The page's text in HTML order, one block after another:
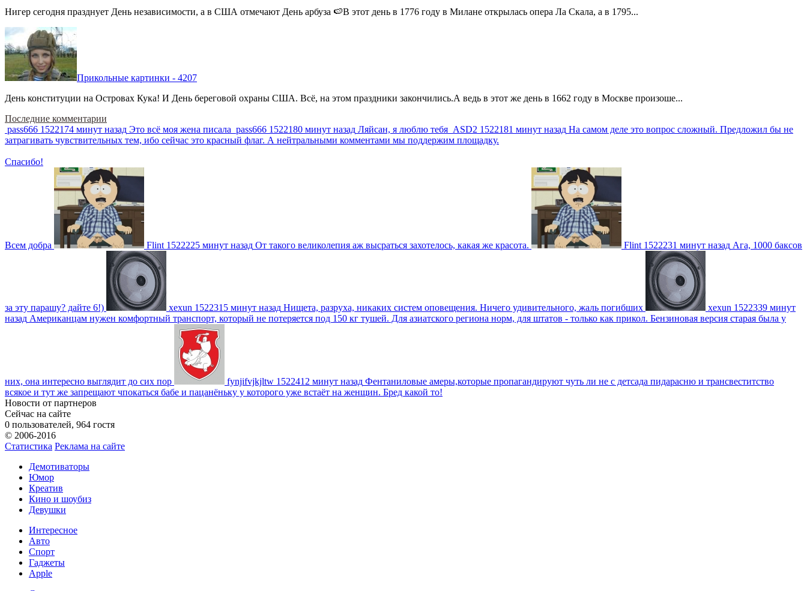
Нигер сегодня празднует День независимости, а в США отмечают День арбуза 🍉В этот день в 1776 году в Милане открылась опера Ла Скала, а в 1795...
Прикольные картинки - 4207
День конституции на Островах Кука! И День береговой охраны США. Всё, на этом праздники закончились.А ведь в этот же день в 1662 году в Москве произоше...
Последние комментарии
pass666 1522174 минут назад Это всё моя жена писала pass666 1522180 минут назад Ляйсан, я люблю тебя ASD2 1522181 минут назад На самом деле это вопрос сложный. Предложил бы не
затрагивать чувствительных тем, ибо сейчас это красный флаг. А нейтральными комментами мы поддержим площадку.
Спасибо!
Всем добра Flint 1522225 минут назад От такого великолепия аж высраться захотелось, какая же красота. Flint 1522231 минут назад Ага, 1000 баксов
за эту парашу? дайте 6!) xexun 1522315 минут назад Нищета, разруха, никаких систем оповещения. Ничего удивительного, жаль погибших xexun 1522339 минут
назад Американцам нужен комфортный транспорт, который не потеряется под 150 кг тушей. Для азиатского региона норм, для штатов - только как прикол. Бензиновая версия старая была у
них, она интересно выглядит до сих пор fynjifvjkjltw 1522412 минут назад Фентаниловые амеры,которые пропагандируют чуть ли не с детсада пидарасню и трансвеститство
всякое и тут же запрещают чпокаться бабе и пацанёньку у которого уже встаёт на женщин. Бред какой то!
Новости от партнеров
Сейчас на сайте
0 пользователей, 964 гостя
© 2006-2016
Статистика Реклама на сайте
Демотиваторы
Юмор
Креатив
Кино и шоубиз
Девушки
Интересное
Авто
Спорт
Гаджеты
Apple